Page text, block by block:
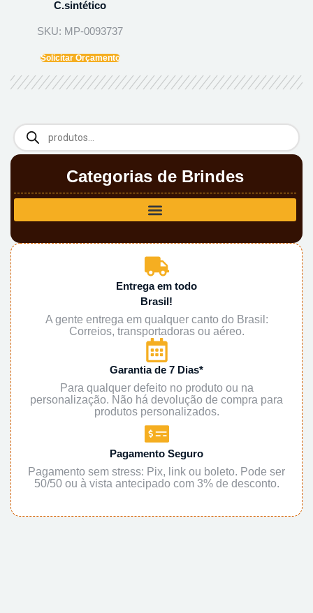
Categorias de Brindes
Entrega em todo
Brasil!
A gente entrega em qualquer canto do Brasil:
Correios, transportadoras ou aéreo.
Garantia de 7 Dias*
Para qualquer defeito no produto ou na
personalização. Não há devolução de compra para
produtos personalizados.
Pagamento Seguro
Pagamento sem stress: Pix, link ou boleto. Pode ser
50/50 ou à vista antecipado com 3% de desconto.
C.sintético
SKU: MP-0093737
Solicitar Orçamento